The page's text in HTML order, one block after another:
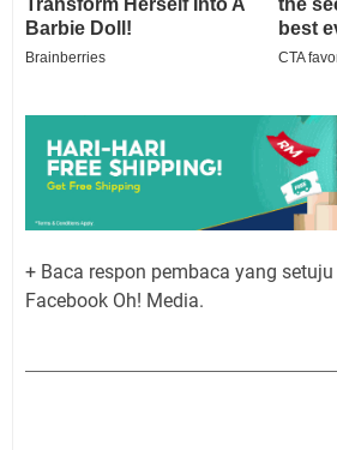
+ Baca respon pembaca yang
Facebook Oh! Media.